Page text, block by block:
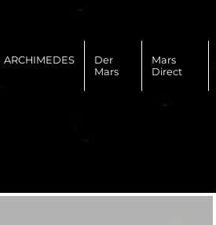
ARCHIMEDES
Der
Mars
Mars
Direct